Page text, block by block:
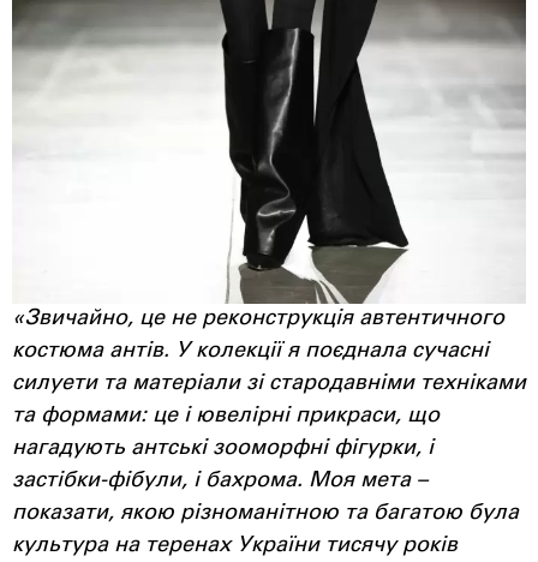
«Звичайно, це не реконструкція автентичного
костюма антів. У колекції я поєднала сучасні
силуети та матеріали зі стародавніми техніками
та формами: це і ювелірні прикраси, що
нагадують антські зооморфні фігурки, і
застібки-фібули, і бахрома. Моя мета –
показати, якою різноманітною та багатою була
культура на теренах України тисячу років